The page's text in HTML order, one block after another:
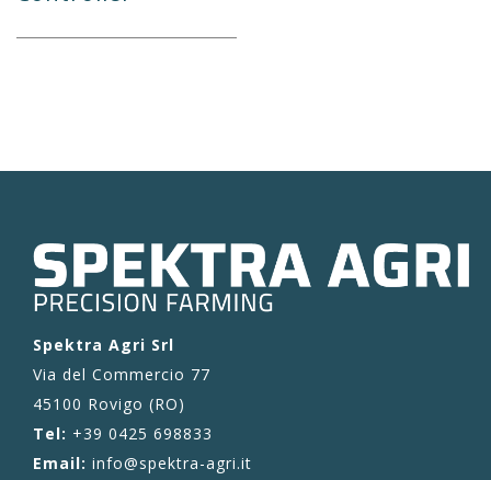
Spektra Agri Srl
Via del Commercio 77
45100 Rovigo (RO)
Tel: +39 0425 698833
Email: info@spektra-agri.it